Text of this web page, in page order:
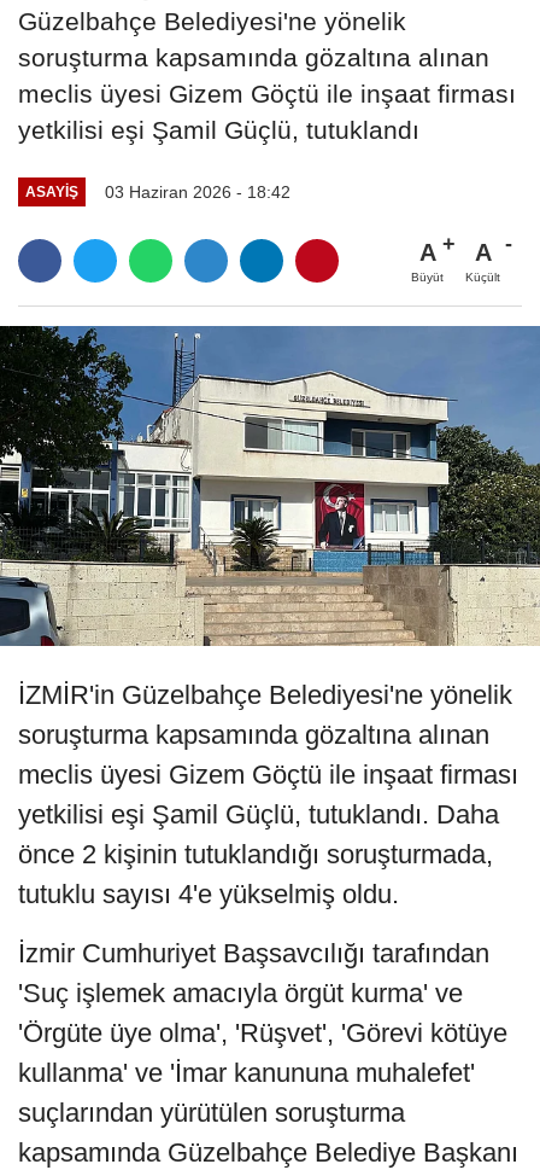
Güzelbahçe Belediyesi'ne yönelik
soruşturma kapsamında gözaltına alınan
meclis üyesi Gizem Göçtü ile inşaat firması
yetkilisi eşi Şamil Güçlü, tutuklandı
ASAYIŞ 03 Haziran 2026 - 18:42
A
Büyüt
A
Küçült
İZMİR'in Güzelbahçe Belediyesi'ne yönelik
soruşturma kapsamında gözaltına alınan
meclis üyesi Gizem Göçtü ile inşaat firması
yetkilisi eşi Şamil Güçlü, tutuklandı. Daha
önce 2 kişinin tutuklandığı soruşturmada,
tutuklu sayısı 4'e yükselmiş oldu.
İzmir Cumhuriyet Başsavcılığı tarafından
'Suç işlemek amacıyla örgüt kurma' ve
'Örgüte üye olma', 'Rüşvet', 'Görevi kötüye
kullanma' ve 'İmar kanununa muhalefet'
suçlarından yürütülen soruşturma
kapsamında Güzelbahçe Belediye Başkanı